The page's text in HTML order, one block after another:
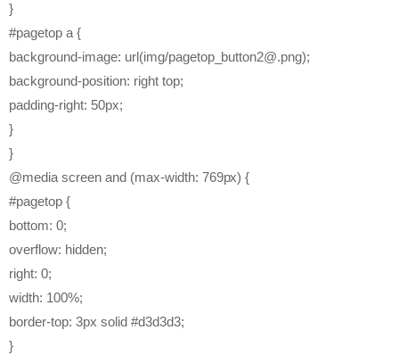
}
#pagetop a {
background-image: url(img/pagetop_button2@.png);
background-position: right top;
padding-right: 50px;
}
}
@media screen and (max-width: 769px) {
#pagetop {
bottom: 0;
overflow: hidden;
right: 0;
width: 100%;
border-top: 3px solid #d3d3d3;
}